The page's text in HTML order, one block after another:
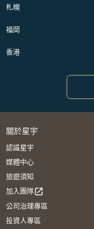
札幌
福岡
香港
關於星宇
認識星宇
媒體中心
旅遊須知
加入團隊open_in_new
公司治理專區
投資人專區